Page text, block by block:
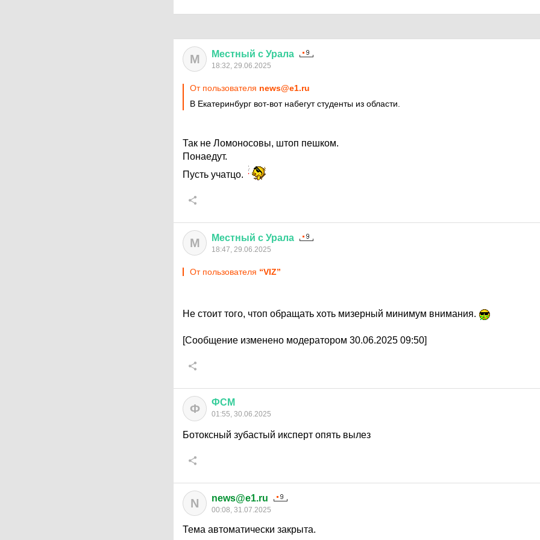
М Местный с Урала
18:32, 29.06.2025
От пользователя news@e1.ru
В Екатеринбург вот-вот набегут студенты из области.
Так не Ломоносовы, штоп пешком.
Понаедут.
Пусть учатцо.
М Местный с Урала
18:47, 29.06.2025
От пользователя “VIZ”
Не стоит того, чтоп обращать хоть мизерный минимум внимания.
[Сообщение изменено модератором 30.06.2025 09:50]
Ф ФСМ
01:55, 30.06.2025
Ботоксный зубастый иксперт опять вылез
N news@e1.ru
00:08, 31.07.2025
Тема автоматически закрыта.